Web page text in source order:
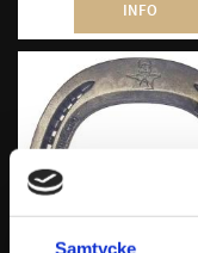
Samtycke
INFO